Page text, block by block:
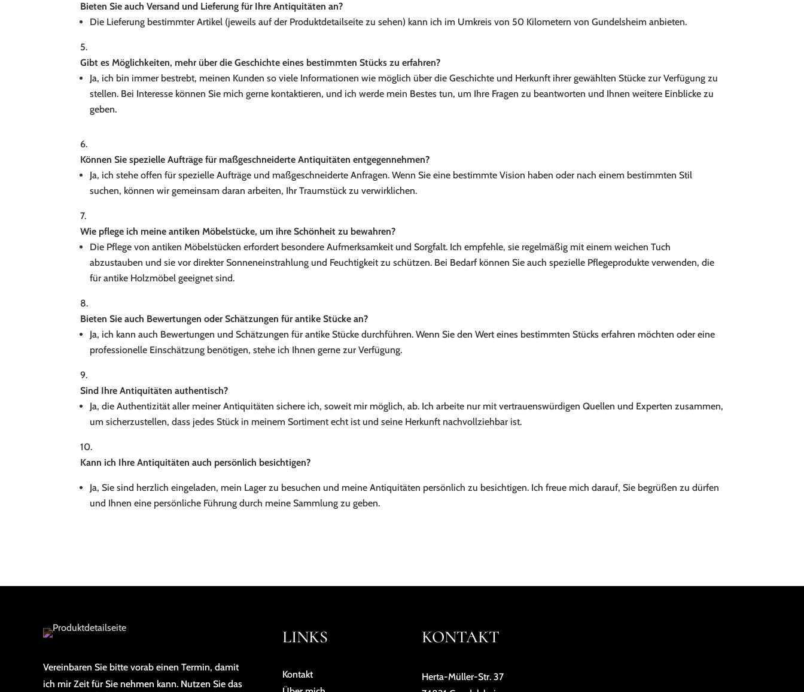
Bieten Sie auch Versand und Lieferung für Ihre Antiquitäten an?
Die Lieferung bestimmter Artikel (jeweils auf der Produktdetailseite zu sehen) kann ich im Umkreis von 50 Kilometern von Gundelsheim anbieten.
Gibt es Möglichkeiten, mehr über die Geschichte eines bestimmten Stücks zu erfahren?
Ja, ich bin immer bestrebt, meinen Kunden so viele Informationen wie möglich über die Geschichte und Herkunft ihrer gewählten Stücke zur Verfügung zu
stellen. Bei Interesse können Sie mich gerne kontaktieren, und ich werde mein Bestes tun, um Ihre Fragen zu beantworten und Ihnen weitere Einblicke zu
geben.
Können Sie spezielle Aufträge für maßgeschneiderte Antiquitäten entgegennehmen?
Ja, ich stehe offen für spezielle Aufträge und maßgeschneiderte Anfragen. Wenn Sie eine bestimmte Vision haben oder nach einem bestimmten Stil
suchen, können wir gemeinsam daran arbeiten, Ihr Traumstück zu verwirklichen.
Wie pflege ich meine antiken Möbelstücke, um ihre Schönheit zu bewahren?
Die Pflege von antiken Möbelstücken erfordert besondere Aufmerksamkeit und Sorgfalt. Ich empfehle, sie regelmäßig mit einem weichen Tuch
abzustauben und sie vor direkter Sonneneinstrahlung und Feuchtigkeit zu schützen. Bei Bedarf können Sie auch spezielle Pflegeprodukte verwenden, die
für antike Holzmöbel geeignet sind.
Bieten Sie auch Bewertungen oder Schätzungen für antike Stücke an?
Ja, ich kann auch Bewertungen und Schätzungen für antike Stücke durchführen. Wenn Sie den Wert eines bestimmten Stücks erfahren möchten oder eine
professionelle Einschätzung benötigen, stehe ich Ihnen gerne zur Verfügung.
Sind Ihre Antiquitäten authentisch?
Ja, die Authentizität aller meiner Antiquitäten sichere ich, soweit mir möglich, ab. Ich arbeite nur mit vertrauenswürdigen Quellen und Experten zusammen,
um sicherzustellen, dass jedes Stück in meinem Sortiment echt ist und seine Herkunft nachvollziehbar ist.
Kann ich Ihre Antiquitäten auch persönlich besichtigen?
Ja, Sie sind herzlich eingeladen, mein Lager zu besuchen und meine Antiquitäten persönlich zu besichtigen. Ich freue mich darauf, Sie begrüßen zu dürfen
und Ihnen eine persönliche Führung durch meine Sammlung zu geben.
Vereinbaren Sie bitte vorab einen Termin, damit
ich mir Zeit für Sie nehmen kann. Nutzen Sie das
LINKS
Kontakt
KONTAKT
Herta-Müller-Str. 37